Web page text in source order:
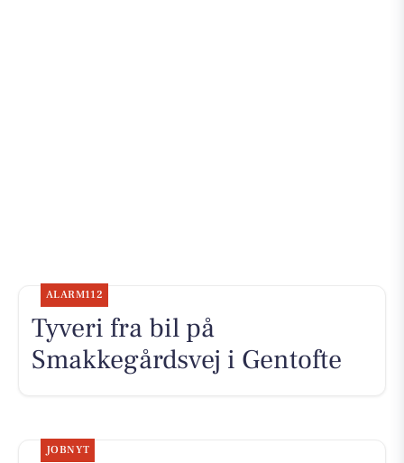
ALARM112
Tyveri fra bil på
Smakkegårdsvej i Gentofte
JOBNYT